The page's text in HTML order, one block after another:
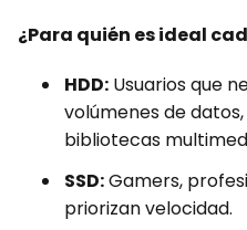
¿Para quién es ideal
HDD: Usuarios que
volúmenes de
bibliotecas
SSD:Gamers,
priorizan velocidad.